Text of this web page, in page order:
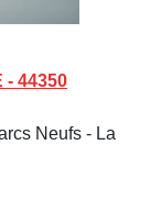
- 44350
Neufs - La